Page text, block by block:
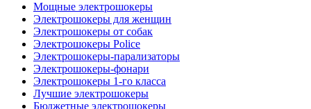
Мощные электрошокеры
Электрошокеры для женщин
Электрошокеры от собак
Электрошокеры Police
Электрошокеры-парализаторы
Электрошокеры-фонари
Электрошокеры 1-го класса
Лучшие электрошокеры
Бюджетные электрошокеры